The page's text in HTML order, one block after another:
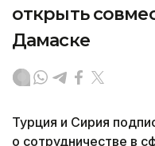
открыть
Дамаске
Турция и Сирия
о сотрудничестве в